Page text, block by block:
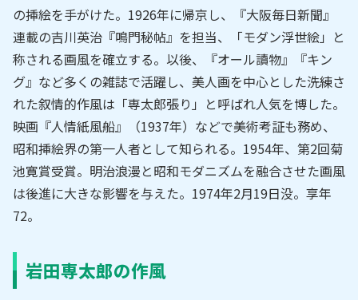
の挿絵を手がけた。1926年に帰京し、『大阪毎日新聞』
連載の吉川英治『鳴門秘帖』を担当、「モダン浮世絵」と
称される画風を確立する。以後、『オール讀物』『キン
グ』など多くの雑誌で活躍し、美人画を中心とした洗練さ
れた叙情的作風は「専太郎張り」と呼ばれ人気を博した。
映画『人情紙風船』（1937年）などで美術考証も務め、
昭和挿絵界の第一人者として知られる。1954年、第2回菊
池寛賞受賞。明治浪漫と昭和モダニズムを融合させた画風
は後進に大きな影響を与えた。1974年2月19日没。享年
72。
岩田専太郎の作風